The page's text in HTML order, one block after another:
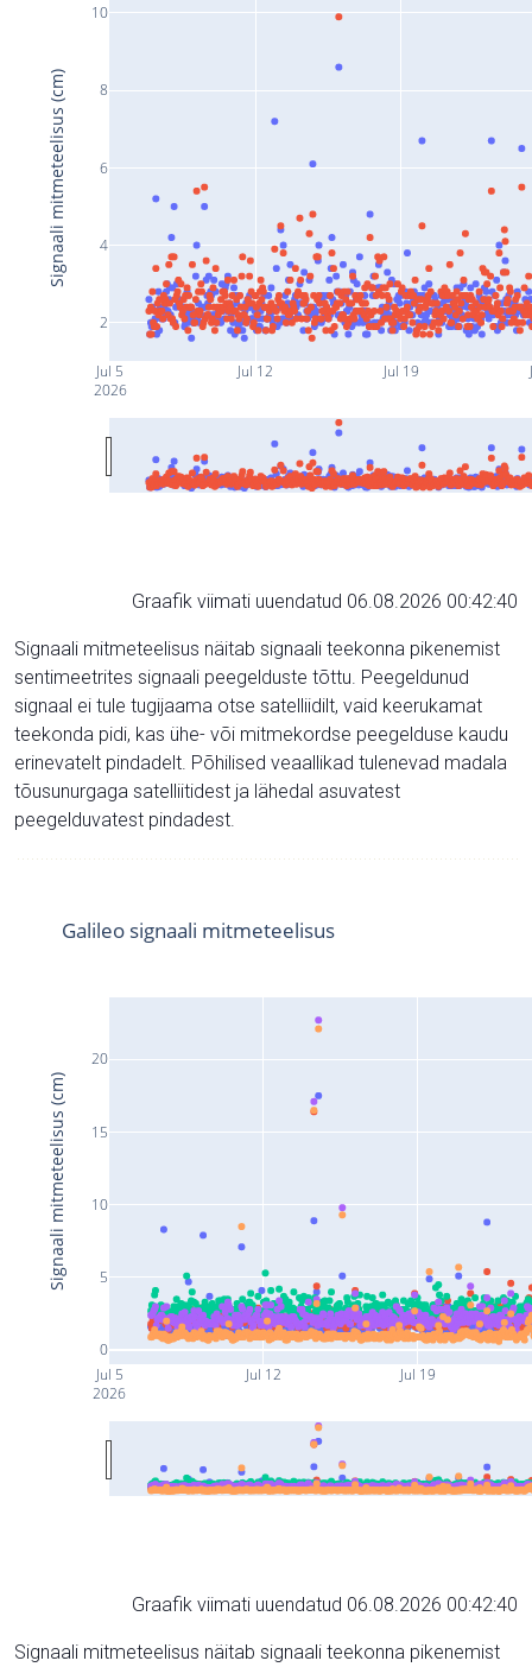
Jul 5
2026
Jul 12 Jul 19
2
4
6
8
10
Signaali mitmeteelisus (cm)
Graafik viimati uuendatud 06.08.2026 00:42:40
Signaali mitmeteelisus näitab signaali teekonna pikenemist
sentimeetrites signaali peegelduste tõttu. Peegeldunud
signaal ei tule tugijaama otse satelliidilt, vaid keerukamat
teekonda pidi, kas ühe- või mitmekordse peegelduse kaudu
erinevatelt pindadelt. Põhilised veaallikad tulenevad madala
tõusunurgaga satelliitidest ja lähedal asuvatest
peegelduvatest pindadest.
Jul 5
2026
Jul 12 Jul 19
0
5
10
15
20
Galileo signaali mitmeteelisus
Signaali mitmeteelisus (cm)
Graafik viimati uuendatud 06.08.2026 00:42:40
Signaali mitmeteelisus näitab signaali teekonna pikenemist